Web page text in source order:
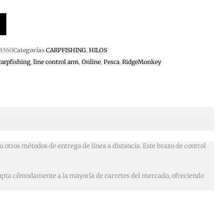
Categorías CARPFISHING, HILOS
, line control arm, Online, Pesca, RidgeMonkey
métodos de entrega de línea a distancia. Este brazo de control
cómodamente a la mayoría de carretes del mercado, ofreciendo